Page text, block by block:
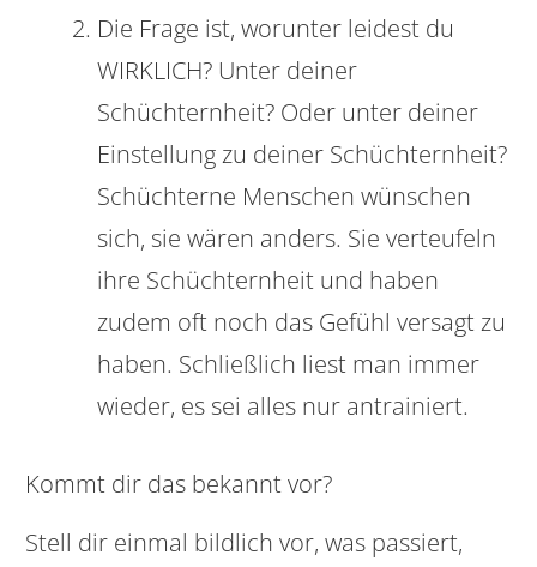
Die Frage ist, worunter leidest du
WIRKLICH? Unter deiner
Schüchternheit? Oder unter deiner
Einstellung zu deiner Schüchternheit?
Schüchterne Menschen wünschen
sich, sie wären anders. Sie verteufeln
ihre Schüchternheit und haben
zudem oft noch das Gefühl versagt zu
haben. Schließlich liest man immer
wieder, es sei alles nur antrainiert.
Kommt dir das bekannt vor?
Stell dir einmal bildlich vor, was passiert,